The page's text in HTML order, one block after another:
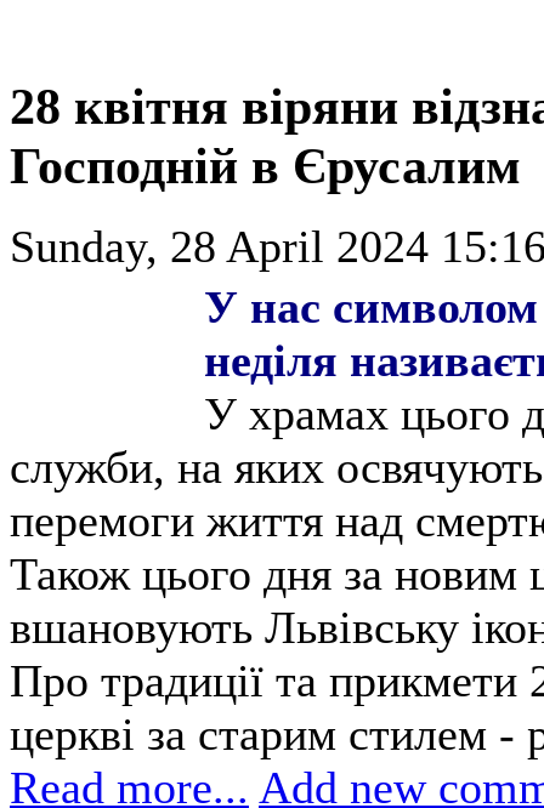
28 квітня віряни
Господній в Єрусалим
Sunday, 28 April 2024
У нас символом
неділя
У храмах цього
служби, на яких
перемоги життя над
Також цього дня за новим
вшановують Львівську
Про традиції та прикмети
церкві за старим стилем -
Read more... Add new